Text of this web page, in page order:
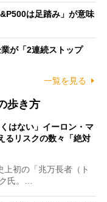
は足踏み」が意味
が「2連続ストップ
一覧を見る
歩き方
はない」イーロン・マ
るリスクの数々「絶対
初の「兆万長者（ト
氏。…